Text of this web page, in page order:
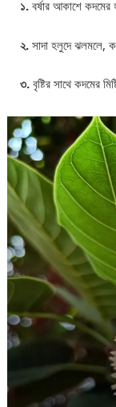
১. বর্ষার আকাশে
২. সাদা হলুদে ঝলমলে,
৩. বৃষ্টির সাথে কদমের